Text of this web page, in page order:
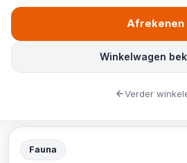
Fauna
Winkelwagen
Afrekenen
Verder